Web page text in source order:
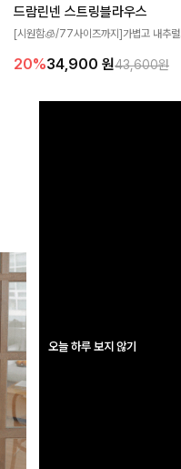
오늘 하루 보지 않기
드람린넨 스트링블라우스
[시원함🧊/77사이즈까지]가볍고 내추럴
없는 슬릿 카라 디자인이 얼굴선을 더욱 시
20%34,900 원43,600원